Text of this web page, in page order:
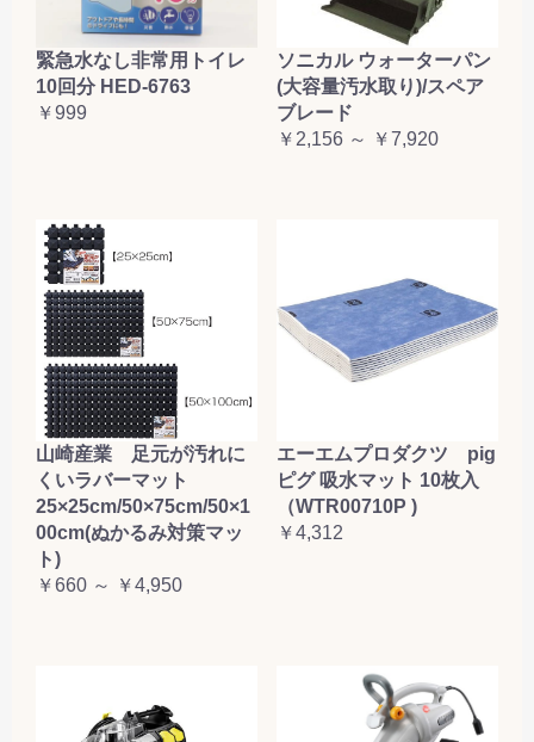
緊急水なし非常用トイレ
10回分 HED-6763
￥999
ソニカル ウォーターパン
(大容量汚水取り)/スペア
ブレード
￥2,156 ～ ￥7,920
山崎産業 足元が汚れに
くいラバーマット
25×25cm/50×75cm/50×1
00cm(ぬかるみ対策マッ
ト)
￥660 ～ ￥4,950
エーエムプロダクツ pig
ピグ 吸水マット 10枚入
（WTR00710P )
￥4,312